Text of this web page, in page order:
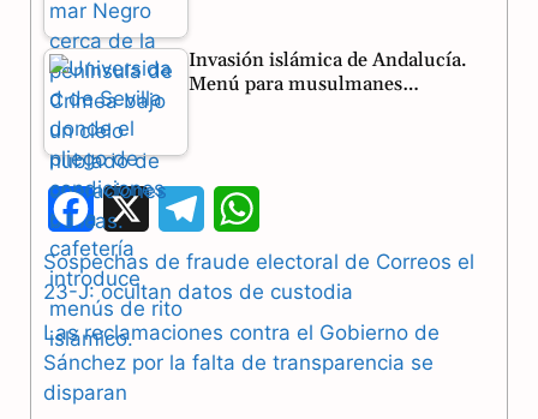
Invasión islámica de Andalucía.
Menú para musulmanes…
F
a
c
e
b
e
l
e
h
a
t
Sospechas de fraude electoral de Correos el
23-J: ocultan datos de custodia
Las reclamaciones contra el Gobierno de
Sánchez por la falta de transparencia se
disparan